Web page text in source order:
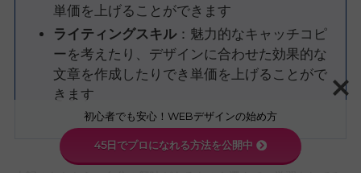
単価を上げることができます
ライティングスキル：魅力的なキャッチコピ
ーを考えたり、デザインに合わせた効果的な
文章を作成したりでき単価を上げることがで
きます
初心者でも安心！WEBデザインの始め方
45日でプロになれる方法を公開中